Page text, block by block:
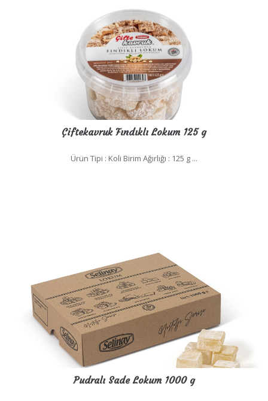
Çiftekavruk Fındıklı Lokum 125 g
Ürün Tipi : Koli Birim Ağırlığı : 125 g ...
Pudralı Sade Lokum 1000 g